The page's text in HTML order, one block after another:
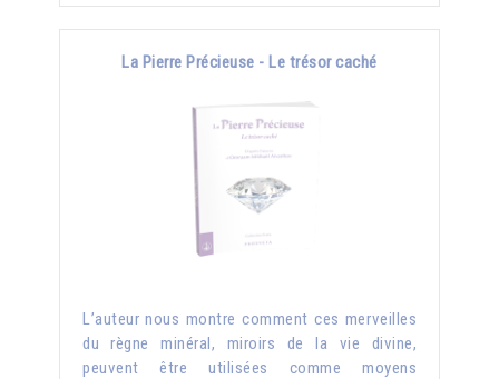
La Pierre Précieuse - Le trésor caché
L’auteur nous montre comment ces merveilles
du règne minéral, miroirs de la vie divine,
peuvent être utilisées comme moyens